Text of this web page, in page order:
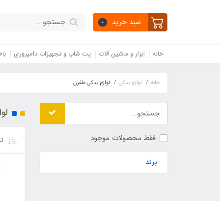
سبد خرید 0
خانه ابزار و ماشین آلات پت شاپ و تجهیزات دامپروری
خانه لوازم یدکی لوازم یدکی علفزن
فقط محصولات موجود
برند